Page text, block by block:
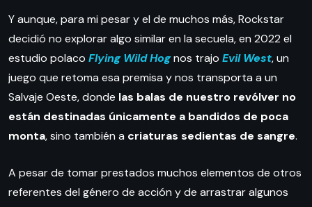
Y aunque, para mi pesar y el de muchos más, Rockstar
decidió no explorar algo similar en la secuela, en 2022 el
estudio polaco Flying Wild Hognos trajo Evil West, un
juego que retoma esa premisa y nos transporta a un
Salvaje Oeste, donde las balas de nuestro revólver no
están destinadas únicamente a bandidos de poca
monta, sino también a criaturas sedientas de sangre.
A pesar de tomar prestados muchos elementos de otros
referentes del género de acción y de arrastrar algunos